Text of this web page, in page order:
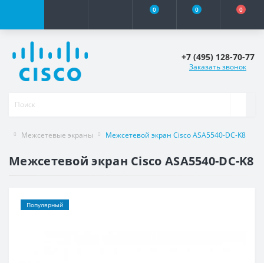
0 0 0
+7 (495) 128-70-77
Заказать звонок
Межсетевые экраны Межсетевой экран Cisco ASA5540-DC-K8
Межсетевой экран Cisco ASA5540-DC-K8
Популярный